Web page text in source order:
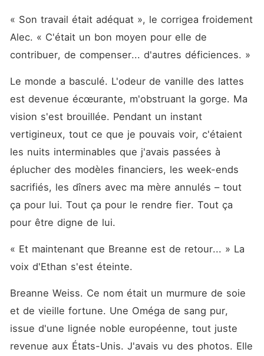
« Son travail était adéquat », le corrigea froidement
Alec. « C'était un bon moyen pour elle de
contribuer, de compenser... d'autres déficiences. »
Le monde a basculé. L'odeur de vanille des lattes
est devenue écœurante, m'obstruant la gorge. Ma
vision s'est brouillée. Pendant un instant
vertigineux, tout ce que je pouvais voir, c'étaient
les nuits interminables que j'avais passées à
éplucher des modèles financiers, les week-ends
sacrifiés, les dîners avec ma mère annulés – tout
ça pour lui. Tout ça pour le rendre fier. Tout ça
pour être digne de lui.
« Et maintenant que Breanne est de retour... » La
voix d'Ethan s'est éteinte.
Breanne Weiss. Ce nom était un murmure de soie
et de vieille fortune. Une Oméga de sang pur,
issue d'une lignée noble européenne, tout juste
revenue aux États-Unis. J'avais vu des photos. Elle